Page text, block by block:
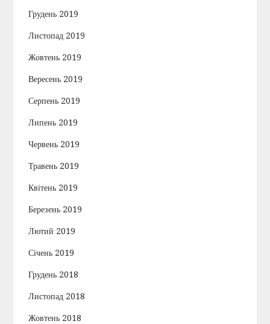
Грудень 2019
Листопад 2019
Жовтень 2019
Вересень 2019
Серпень 2019
Липень 2019
Червень 2019
Травень 2019
Квітень 2019
Березень 2019
Лютий 2019
Січень 2019
Грудень 2018
Листопад 2018
Жовтень 2018